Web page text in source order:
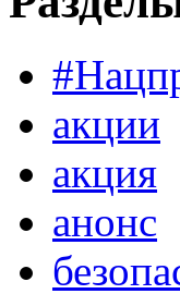
акции
акция
анонс